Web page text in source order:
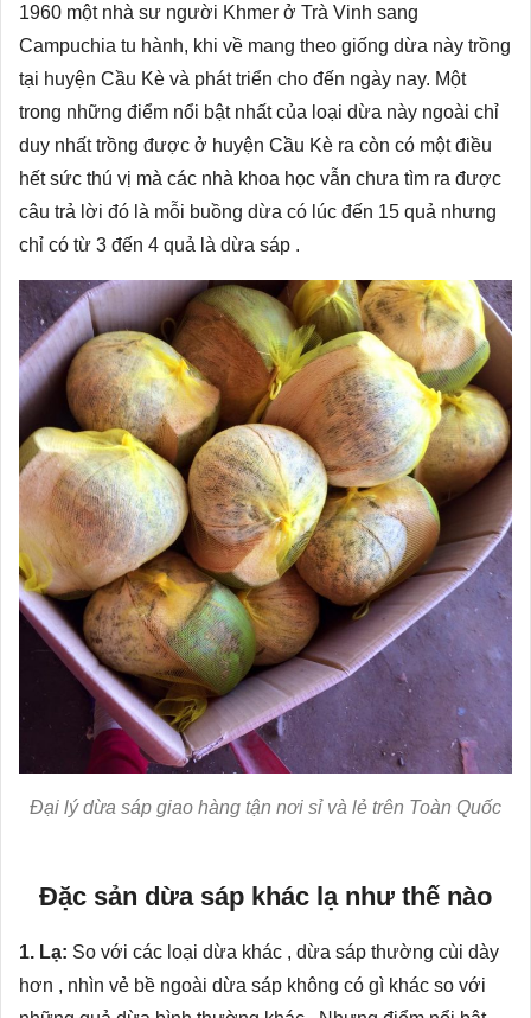
1960 một nhà sư người Khmer ở Trà Vinh sang
Campuchia tu hành, khi về mang theo giống dừa này trồng
tại huyện Cầu Kè và phát triển cho đến ngày nay. Một
trong những điểm nổi bật nhất của loại dừa này ngoài chỉ
duy nhất trồng được ở huyện Cầu Kè ra còn có một điều
hết sức thú vị mà các nhà khoa học vẫn chưa tìm ra được
câu trả lời đó là mỗi buồng dừa có lúc đến 15 quả nhưng
chỉ có từ 3 đến 4 quả là dừa sáp .
Đại lý dừa sáp giao hàng tận nơi sỉ và lẻ trên Toàn Quốc
Đặc sản dừa sáp khác lạ như thế nào
1. Lạ: So với các loại dừa khác , dừa sáp thường cùi dày
hơn , nhìn vẻ bề ngoài dừa sáp không có gì khác so với